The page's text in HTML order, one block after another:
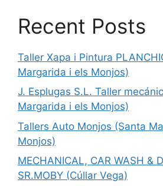
Recent Posts
Taller Xapa i Pintura
Margarida i els Monjos)
J. Esplugas S.L. Taller
Margarida i els Monjos)
Tallers Auto Monjos (Santa
Monjos)
MECHANICAL, CAR WASH &
SR.MOBY (Cúllar Vega)